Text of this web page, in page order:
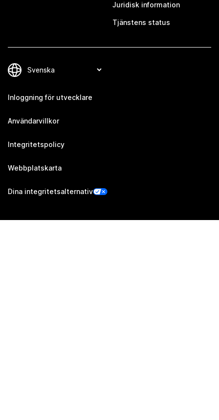
Juridisk information
Tjänstens status
Inloggning för utvecklare
Användarvillkor
Integritetspolicy
Webbplatskarta
Dina integritetsalternativ